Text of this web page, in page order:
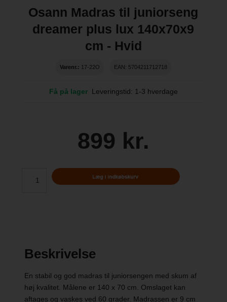
Osann Madras til juniorseng
dreamer plus lux 140x70x9
cm - Hvid
Varenr.: 17-22O EAN: 5704211712718
Få på lager Leveringstid: 1-3 hverdage
899 kr.
Beskrivelse
En stabil og god madras til juniorsengen med skum af
høj kvalitet. Målene er 140 x 70 cm. Omslaget kan
aftages og vaskes ved 60 grader. Madrassen er 9 cm